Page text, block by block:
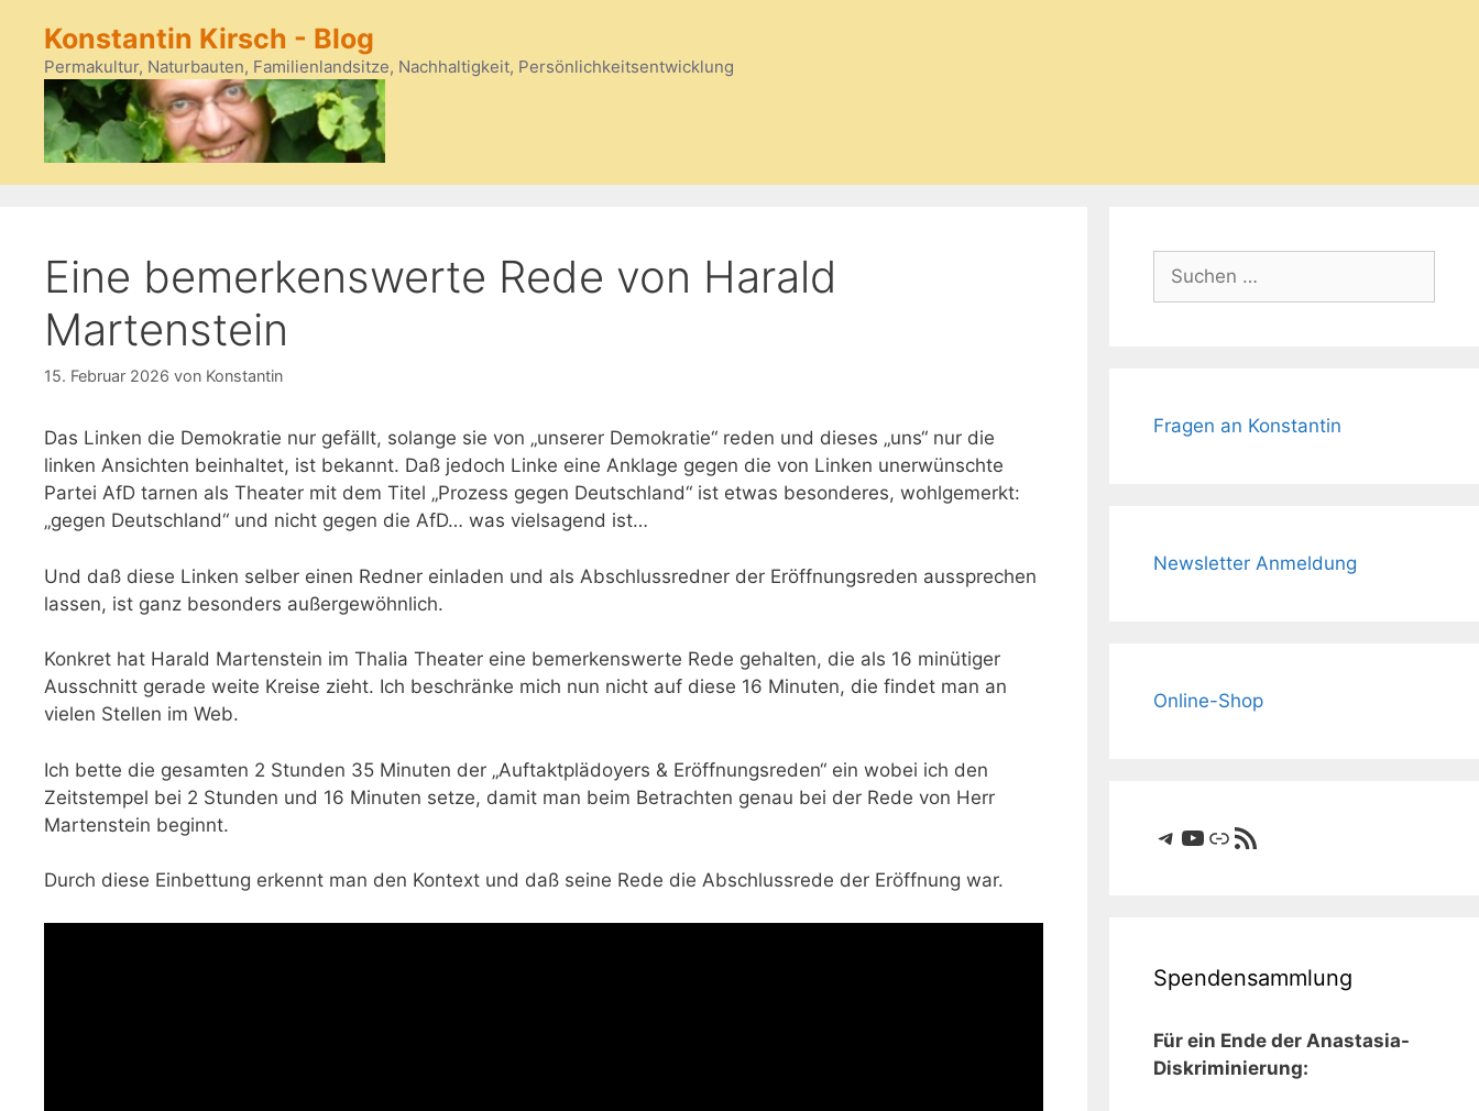
springen
Konstantin Kirsch - Blog
Permakultur, Naturbauten, Familienlandsitze, Nachhaltigkeit, Persönlichkeitsentwicklung
Eine bemerkenswerte Rede von Harald
Martenstein
15. Februar 2026 von Konstantin
Das Linken die Demokratie nur gefällt, solange sie von „unserer Demokratie“ reden und dieses „uns“ nur die
linken Ansichten beinhaltet, ist bekannt. Daß jedoch Linke eine Anklage gegen die von Linken unerwünschte
Partei AfD tarnen als Theater mit dem Titel „Prozess gegen Deutschland“ ist etwas besonderes, wohlgemerkt:
„gegen Deutschland“ und nicht gegen die AfD… was vielsagend ist…
Und daß diese Linken selber einen Redner einladen und als Abschlussredner der Eröffnungsreden aussprechen
lassen, ist ganz besonders außergewöhnlich.
Konkret hat Harald Martenstein im Thalia Theater eine bemerkenswerte Rede gehalten, die als 16 minütiger
Ausschnitt gerade weite Kreise zieht. Ich beschränke mich nun nicht auf diese 16 Minuten, die findet man an
vielen Stellen im Web.
Ich bette die gesamten 2 Stunden 35 Minuten der „Auftaktplädoyers & Eröffnungsreden“ ein wobei ich den
Zeitstempel bei 2 Stunden und 16 Minuten setze, damit man beim Betrachten genau bei der Rede von Herr
Martenstein beginnt.
Durch diese Einbettung erkennt man den Kontext und daß seine Rede die Abschlussrede der Eröffnung war.
Suchen
nach:
Fragen an Konstantin
Newsletter Anmeldung
Online-Shop
Telegram
YouTube
LinkRSS-Feed
Spendensammlung
Für ein Ende der Anastasia-
Diskriminierung: